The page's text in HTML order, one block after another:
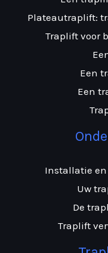
Plateautraplift:
Traplift voor
Een
Een
Installatie
Uw
De
Traplift